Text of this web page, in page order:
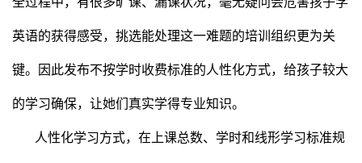
英语的获得感受，挑选能处理这一难题的培训组织更为关
键。因此发布不按学时收费标准的人性化方式，给孩子较大
的学习确保，让她们真实学得专业知识。
人性化学习方式，在上课总数、学时和线形学习标准规